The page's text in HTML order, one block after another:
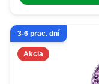
Akcia
3-6 prac. dní